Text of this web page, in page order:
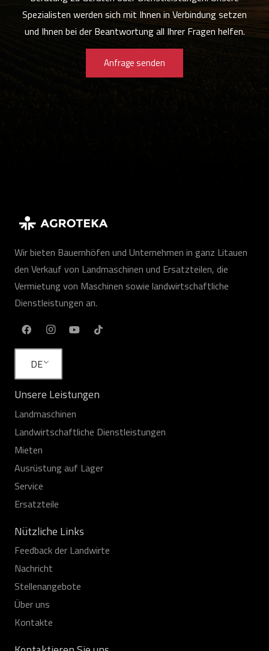
Spezialisten werden sich mit Ihnen in Verbindung setzen
und Ihnen bei der Beantwortung all Ihrer Fragen helfen.
Anfrage senden
Wir bieten Bauernhöfen und Unternehmen in ganz Litauen
den Verkauf von Landmaschinen und Ersatzteilen, die
Vermietung von Maschinen sowie landwirtschaftliche
Dienstleistungen an.
DE
Unsere Leistungen
Landmaschinen
Landwirtschaftliche Dienstleistungen
Mieten
Ausrüstung auf Lager
Service
Ersatzteile
Nützliche Links
Feedback der Landwirte
Nachricht
Stellenangebote
Über uns
Kontakte